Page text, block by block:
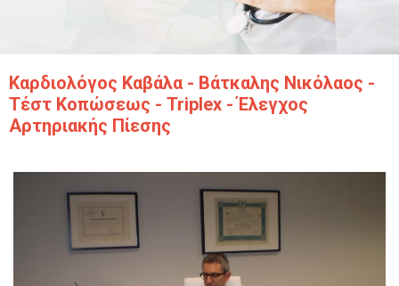
Καρδιολόγος Καβάλα - Βάτκαλης Νικόλαος -
Τέστ Κοπώσεως - Triplex - Έλεγχος
Αρτηριακής Πίεσης